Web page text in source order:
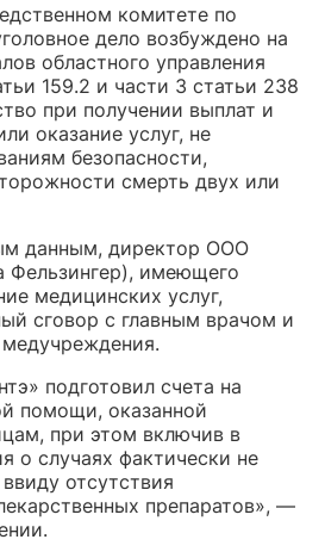
комитете по
дело возбуждено на
областного управления
159.2 и части 3 статьи 238
при получении выплат и
оказание услуг, не
безопасности,
смерть двух или
данным, директор ООО
Фельзингер), имеющего
медицинских услуг,
сговор с главным врачом и
подготовил счета на
помощи, оказанной
при этом включив в
о случаях фактически не
отсутствия
препаратов», —